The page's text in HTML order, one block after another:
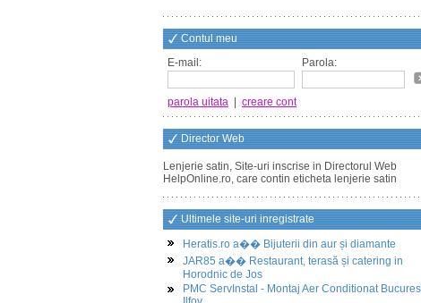
Contul meu
E-mail:
Parola:
parola uitata creare cont
Director Web
Lenjerie satin, Site-uri inscrise in Directorul Web
HelpOnline.ro, care contin eticheta lenjerie satin
Ultimele site-uri inregistrate
Heratis.ro a�� Bijuterii din aur și diamante
JAR85 a�� Restaurant, terasă și catering in
Horodnic de Jos
PMC ServInstal - Montaj Aer Conditionat